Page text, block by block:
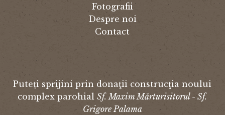
Fotografii
Despre noi
Contact
Puteți sprijini prin donaţii construcţia noului
complex parohialSf. Maxim Mărturisitorul - Sf.
Grigore Palama